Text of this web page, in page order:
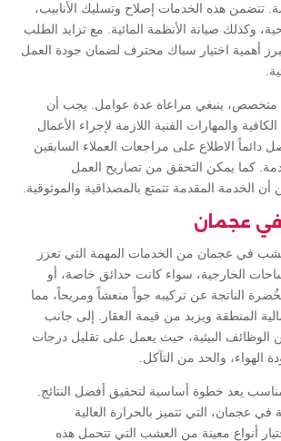
تتضمن هذه الخدمات إصلاح وتسليك الأنابيب،
وكذلك صيانة الأنظمة المائية. مع تزايد الطلب
أهمية اختيار سباك محترف لضمان جودة العمل
ينبغي مراعاة عدة عوامل. يجب أن
والمهارات الفنية اللازمة لإجراء الأعمال
دائماً الاطلاع على مراجعات العملاء السابقين
كما يمكن التحقق من تصاريح العمل
أن الخدمة المقدمة تتمتع بالمصداقية والموثوقية.
عجمان
في عجمان من الخدمات المهمة التي تعزز
الخارجية، سواء كانت حدائق خاصة، أو
الناتجة عن تركيبه جواً منعشاً ومريحاً، مما
المنطقة ويزيد من قيمة العقار. إلى جانب
البيئية، حيث يعمل على تقليل درجات
الهواء، والحد من التآكل.
يعد خطوة أساسية لتحقيق أفضل النتائج.
في عجمان، التي تتميز بالحرارة العالية
أنواع معينة من العشب التي تتحمل هذه